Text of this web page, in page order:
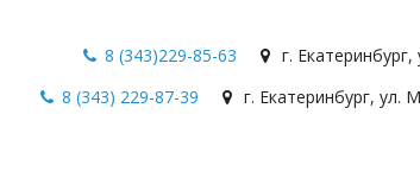
г. Екатеринбург,
8 (343)229-85-63
г. Екатеринбург, ул.
8 (343) 229-87-39